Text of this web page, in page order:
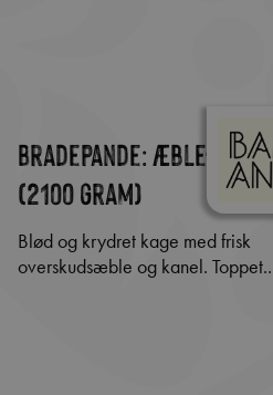
Bradepande: Æble-
(2100 gram)
Blød og krydret kage med frisk
overskudsæble og kanel.